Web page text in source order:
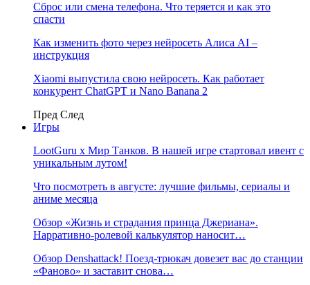
Сброс или смена телефона. Что теряется и как это
спасти
Как изменить фото через нейросеть Алиса AI –
инструкция
Xiaomi выпустила свою нейросеть. Как работает
конкурент ChatGPT и Nano Banana 2
Пред След
Игры
LootGuru x Мир Танков. В нашей игре стартовал ивент с
уникальным лутом!
Что посмотреть в августе: лучшие фильмы, сериалы и
аниме месяца
Обзор «Жизнь и страдания принца Джериана».
Нарративно-ролевой калькулятор наносит…
Обзор Denshattack! Поезд-трюкач довезет вас до станции
«Фаново» и заставит снова…